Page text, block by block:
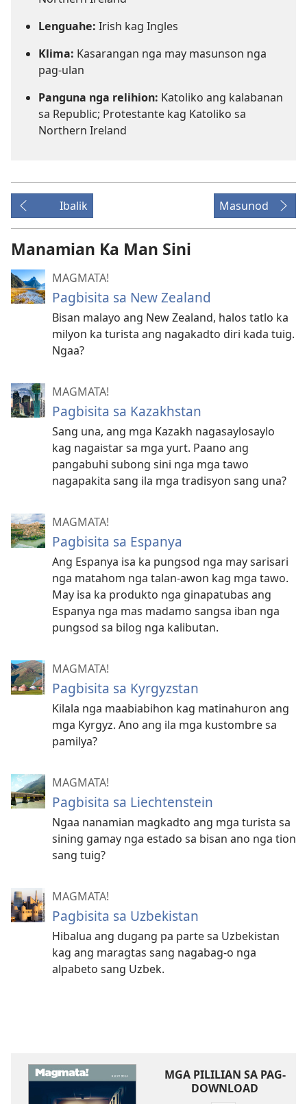
Lenguahe: Irish kag Ingles
Klima: Kasarangan nga may masunson nga
pag-ulan
Panguna nga relihion: Katoliko ang kalabanan
sa Republic; Protestante kag Katoliko sa
Northern Ireland
Ibalik Masunod
Manamian Ka Man Sini
MAGMATA!
Pagbisita sa New Zealand
Bisan malayo ang New Zealand, halos tatlo ka
milyon ka turista ang nagakadto diri kada tuig.
Ngaa?
MAGMATA!
Pagbisita sa Kazakhstan
Sang una, ang mga Kazakh nagasaylosaylo
kag nagaistar sa mga yurt. Paano ang
pangabuhi subong sini nga mga tawo
nagapakita sang ila mga tradisyon sang una?
MAGMATA!
Pagbisita sa Espanya
Ang Espanya isa ka pungsod nga may sarisari
nga matahom nga talan-awon kag mga tawo.
May isa ka produkto nga ginapatubas ang
Espanya nga mas madamo sangsa iban nga
pungsod sa bilog nga kalibutan.
MAGMATA!
Pagbisita sa Kyrgyzstan
Kilala nga maabiabihon kag matinahuron ang
mga Kyrgyz. Ano ang ila mga kustombre sa
pamilya?
MAGMATA!
Pagbisita sa Liechtenstein
Ngaa nanamian magkadto ang mga turista sa
sining gamay nga estado sa bisan ano nga tion
sang tuig?
MAGMATA!
Pagbisita sa Uzbekistan
Hibalua ang dugang pa parte sa Uzbekistan
kag ang maragtas sang nagabag-o nga
alpabeto sang Uzbek.
MGA PILILIAN SA PAG-
DOWNLOAD